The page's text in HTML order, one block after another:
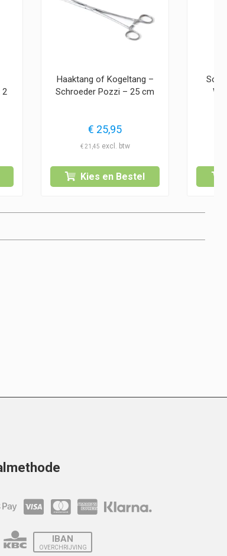
2
Haaktang of Kogeltang –
Schroeder Pozzi – 25 cm
€ 25,95
€21,45
Kies en Bestel
IBAN
OVERCHRIJVING